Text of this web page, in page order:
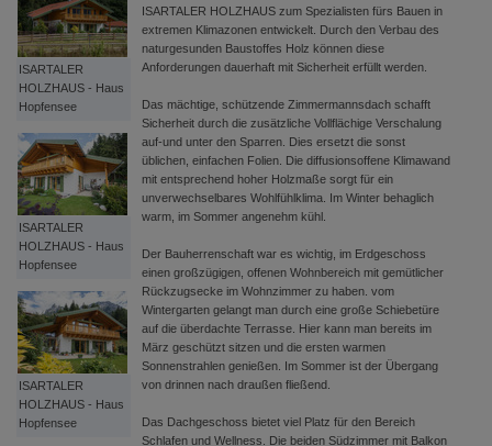
ISARTALER
HOLZHAUS - Haus
Hopfensee
ISARTALER
HOLZHAUS - Haus
Hopfensee
ISARTALER
HOLZHAUS - Haus
Hopfensee
ISARTALER HOLZHAUS zum Spezialisten fürs Bauen in
extremen Klimazonen entwickelt. Durch den Verbau des
naturgesunden Baustoffes Holz können diese
Anforderungen dauerhaft mit Sicherheit erfüllt werden.
Das mächtige, schützende Zimmermannsdach schafft
Sicherheit durch die zusätzliche Vollflächige Verschalung
auf-und unter den Sparren. Dies ersetzt die sonst
üblichen, einfachen Folien. Die diffusionsoffene Klimawand
mit entsprechend hoher Holzmaße sorgt für ein
unverwechselbares Wohlfühlklima. Im Winter behaglich
warm, im Sommer angenehm kühl.
Der Bauherrenschaft war es wichtig, im Erdgeschoss
einen großzügigen, offenen Wohnbereich mit gemütlicher
Rückzugsecke im Wohnzimmer zu haben. vom
Wintergarten gelangt man durch eine große Schiebetüre
auf die überdachte Terrasse. Hier kann man bereits im
März geschützt sitzen und die ersten warmen
Sonnenstrahlen genießen. Im Sommer ist der Übergang
von drinnen nach draußen fließend.
Das Dachgeschoss bietet viel Platz für den Bereich
Schlafen und Wellness. Die beiden Südzimmer mit Balkon